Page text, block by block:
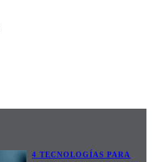
4 TECNOLOGÍAS PARA